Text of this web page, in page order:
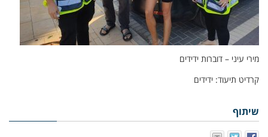
מירי עיני – דוברות ידידים
קרדיט תיעוד: ידידים
שיתוף